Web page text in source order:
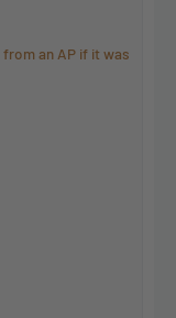
an AP if it was